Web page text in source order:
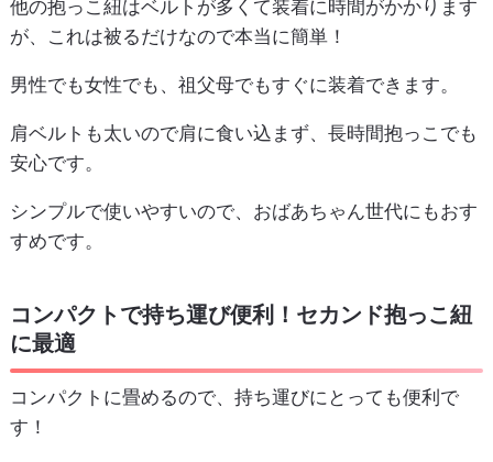
他の抱っこ紐はベルトが多くて装着に時間がかかります
が、これは被るだけなので本当に簡単！
男性でも女性でも、祖父母でもすぐに装着できます。
肩ベルトも太いので肩に食い込まず、長時間抱っこでも
安心です。
シンプルで使いやすいので、おばあちゃん世代にもおす
すめです。
コンパクトで持ち運び便利！セカンド抱っこ紐
に最適
コンパクトに畳めるので、持ち運びにとっても便利で
す！